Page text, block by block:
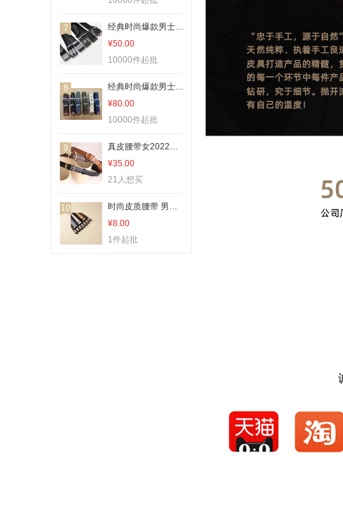
7
经典时尚爆款男士皮带10000526款
¥50.00
10000件起批
8
经典时尚爆款男士皮带20000589款
¥80.00
10000件起批
9
真皮腰带女2022新款韩国ins风针扣细简约百搭二层牛皮牛仔裤皮带
¥35.00
21人想买
10
时尚皮质腰带 男士简约百搭休闲款 90cm 1.5cm宽
¥8.00
1件起批